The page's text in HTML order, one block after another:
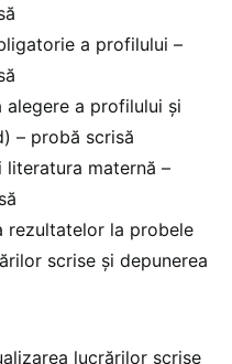
a profilului –
alegere a profilului și
– probă scrisă
literatura maternă –
rezultatelor la probele
scrise și depunerea
lucrărilor scrise